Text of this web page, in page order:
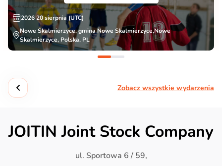
2026 20 sierpnia (UTC)
Nowe Skalmierzyce, gmina Nowe Skalmierzyce,Nowe
Skalmierzyce, Polska, PL
Zobacz wszystkie wydarzenia
JOITIN Joint Stock Company
ul. Sportowa 6 / 59,